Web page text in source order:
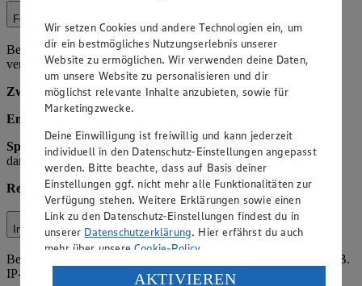
Fotoservice
Bei Nutzung unseres Fotoservices (z. B. Druck von Bildern)
verarbeiten wir Bilddateien und ggf. Kontaktdaten.
Zweck:Erbringung der Dienstleistung.
Empfänger:
Fotoservice-Dienstleister als Auftragsverarbeiter.
Speicherdauer:Bis zur Abholung bzw. Lieferung plus 30 Tage,
danach Löschung.
Rechtsgrundlage:Art. 6 Abs. 1 lit. b) DSGVO.
Internetauftritt
Beim Besuch unserer Website verarbeiten wir Nutzungsdaten (z. B.
IP-Adresse, Browsertyp, Seitenaufrufe).
Wir setzen Cookies und andere Technologien ein, um
dir ein bestmögliches Nutzungserlebnis unserer
Website zu ermöglichen. Wir verwenden deine Daten,
um unsere Website zu personalisieren und dir
möglichst relevante Inhalte anzubieten, sowie für
Marketingzwecke.
Deine Einwilligung ist freiwillig und kann jederzeit
individuell in den Datenschutz-Einstellungen angepasst
werden. Bitte beachte, dass auf Basis deiner
Einstellungen ggf. nicht mehr alle Funktionalitäten zur
Verfügung stehen. Weitere Erklärungen sowie einen
Link zu den Datenschutz-Einstellungen findest du in
unserer Datenschutzerklärung. Hier erfährst du auch
mehr über unsereCookie-Policy.
Verarbeitung deiner personenbezogenen Daten in den
AKTIVIEREN